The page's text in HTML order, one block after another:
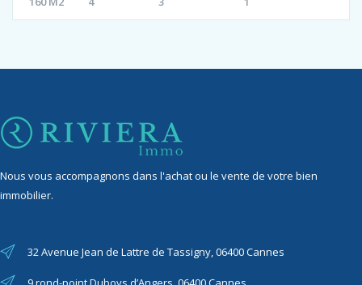
Nous vous accompagnons dans l'achat ou le vente de votre bien
immobilier.
32 Avenue Jean de Lattre de Tassigny, 06400 Cannes